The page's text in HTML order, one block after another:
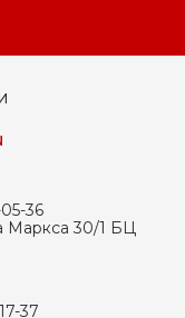
36
Маркса 30/1 БЦ
37